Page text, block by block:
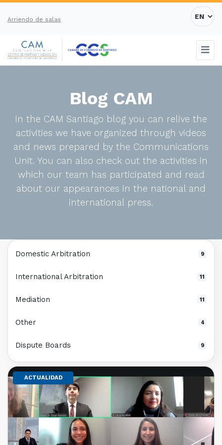
Arriendo de salas
Blog CAM
In the CAM Santiago blog you can relive the
activities we have organized through videos
and news prepared by the Communications
Unit. You can also check out the activities in
which our team has participated and read
about our appearances in the national and
international press.
ACTUALIDAD
Domestic Arbitration 9
International Arbitration 11
Mediation 11
Other 4
Dispute Boards 9